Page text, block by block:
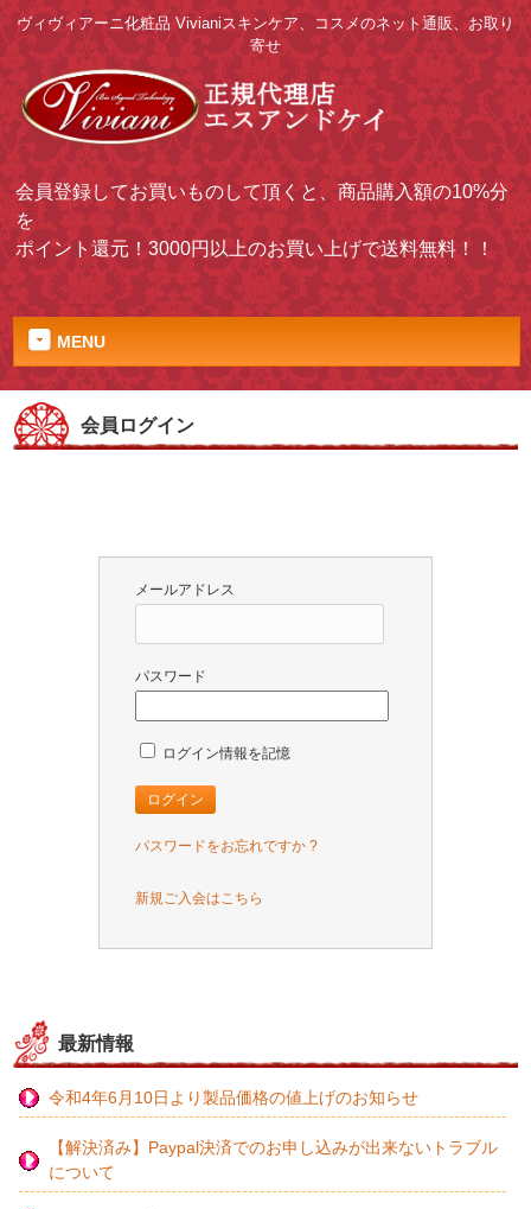
ヴィヴィアーニ化粧品 Vivianiスキンケア、コスメのネット通販、お取り
寄せ
会員登録してお買いものして頂くと、商品購入額の10%分
を
ポイント還元！3000円以上のお買い上げで送料無料！！
MENU
会員ログイン
メールアドレス
パスワード
ログイン情報を記憶
パスワードをお忘れですか ?
新規ご入会はこちら
最新情報
令和4年6月10日より製品価格の値上げのお知らせ
【解決済み】Paypal決済でのお申し込みが出来ないトラブル
について